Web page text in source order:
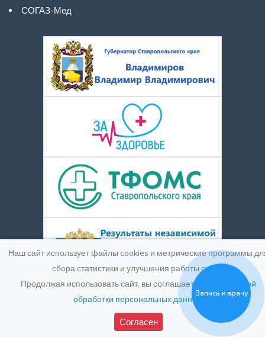
СОГАЗ-Мед
Medpic LLC.Лицензия:ЛО-26-01-004900 от
25 марта 2019 г.
Наш сайт использует файлы cookies и метрические программы
сбора статистики и улучшения работы сайта.
Продолжая использовать сайт, вы соглашаетесь с
Политикой
обработки персональных данных.
Согласен
Запись к врачу